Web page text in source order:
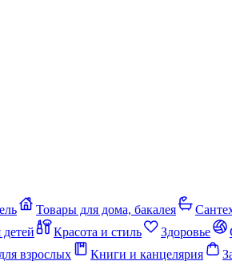
Товары для дома, бакалея
Красота и стиль Здоровье
взрослых Книги и канцелярия